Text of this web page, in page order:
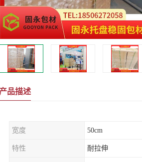
产品描述
宽度 50cm
特性 耐拉伸